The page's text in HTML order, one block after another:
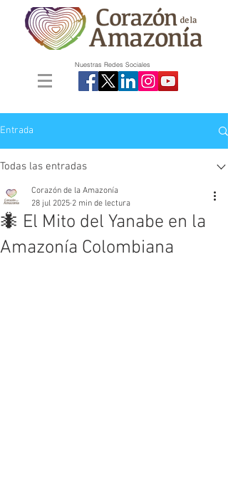
Nuestras Redes Sociales
Entrada
Todas las entradas
🐜 El Mito del Yanabe en la
Amazonía Colombiana
Corazón de la Amazonía
28 jul 2025 2 min de lectura